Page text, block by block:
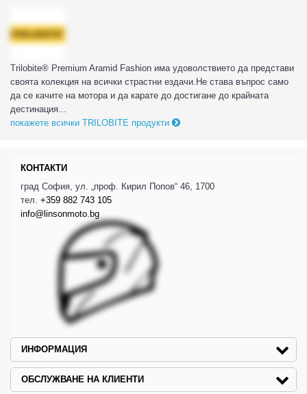
Trilobite® Premium Aramid Fashion има удоволствието да представи
своята колекция на всички страстни ездачи.Не става въпрос само
да се качите на мотора и да карате до достигане до крайната
дестинация...
покажете всички TRILOBITE продукти
КОНТАКТИ
град София, ул. „проф. Кирил Попов“ 46, 1700
тел. +359 882 743 105
info@linsonmoto.bg
ИНФОРМАЦИЯ
ОБСЛУЖВАНЕ НА КЛИЕНТИ